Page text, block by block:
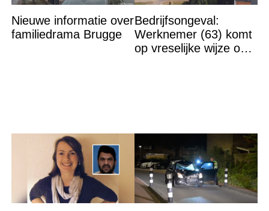
Nieuwe informatie over
familiedrama Brugge
Bedrijfsongeval:
Werknemer (63) komt
op vreselijke wijze om